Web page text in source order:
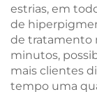
estrias, em
de
de tratamento
minutos,
mais clientes
tempo uma